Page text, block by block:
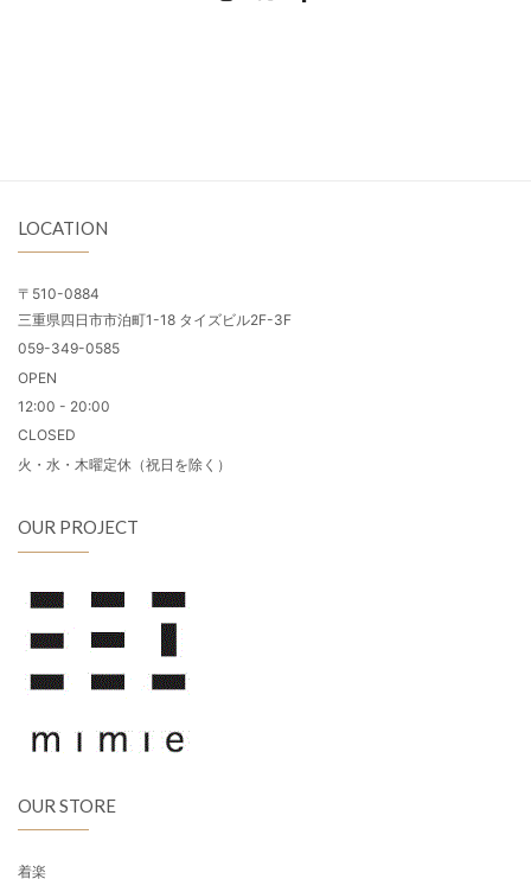
LOCATION
〒510-0884
三重県四日市市泊町1-18 タイズビル2F-3F
059-349-0585
OPEN
12:00 - 20:00
CLOSED
火・水・木曜定休（祝日を除く）
OUR PROJECT
OUR STORE
着楽